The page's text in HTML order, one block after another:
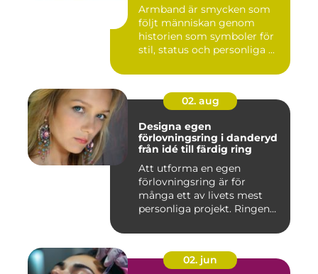
Armband är smycken som
följt människan genom
historien som symboler för
stil, status och personliga ...
02. aug
Designa egen
förlovningsring i danderyd
från idé till färdig ring
Att utforma en egen
förlovningsring är för
många ett av livets mest
personliga projekt. Ringen
02. jun